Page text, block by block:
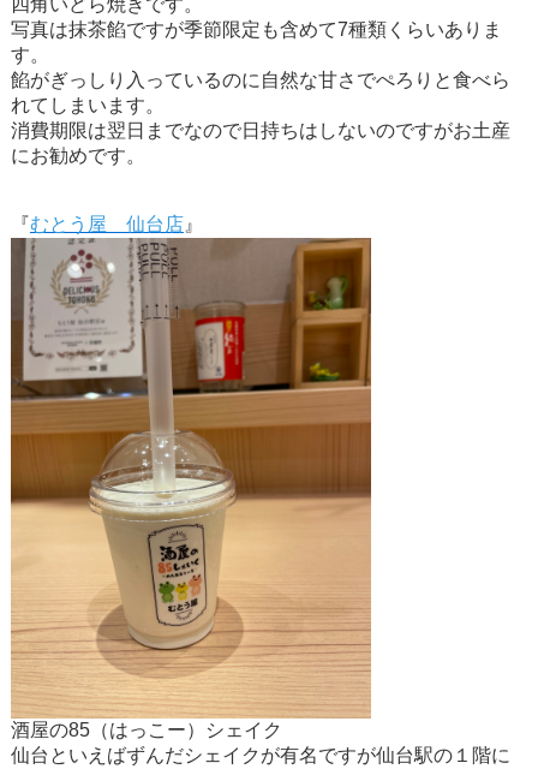
四角いどら焼きです。
写真は抹茶餡ですが季節限定も含めて7種類くらいありま
す。
餡がぎっしり入っているのに自然な甘さでぺろりと食べら
れてしまいます。
消費期限は翌日までなので日持ちはしないのですがお土産
にお勧めです。
『むとう屋 仙台店』
酒屋の85（はっこー）シェイク
仙台といえばずんだシェイクが有名ですが仙台駅の１階に